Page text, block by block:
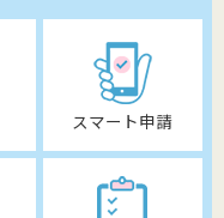
スマート申請